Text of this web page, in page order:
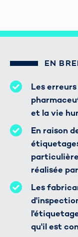
EN
Les
et la vie
En raison
réalisée
Les
qu'il est